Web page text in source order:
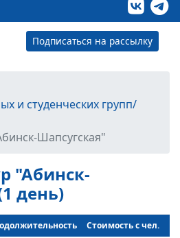
Подписаться на рассылку
и студенческих групп/
Шапсугская"
"Абинск-
день)
Стоимость с чел.